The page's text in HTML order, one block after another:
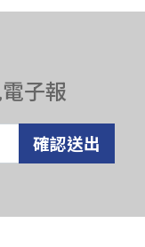
子報
確認送出